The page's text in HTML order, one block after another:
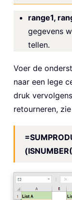
range1,
gegevens
tellen.
Voer de
naar een lege
druk
retourneren,